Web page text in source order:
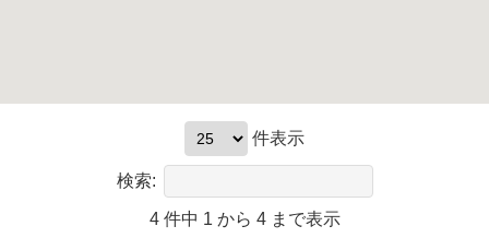
件表示
検索:
4 件中 1 から 4 まで表示